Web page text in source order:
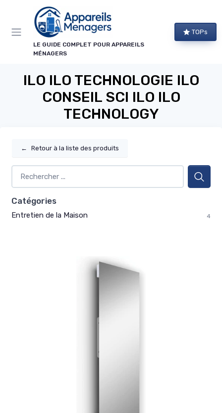
LE GUIDE COMPLET POUR APPAREILS
MÉNAGERS
TOPs
ILO ILO TECHNOLOGIE ILO
CONSEIL SCI ILO ILO
TECHNOLOGY
← Retour à la liste des produits
Catégories
Entretien de la Maison 4
Panneau de gestion des cookies